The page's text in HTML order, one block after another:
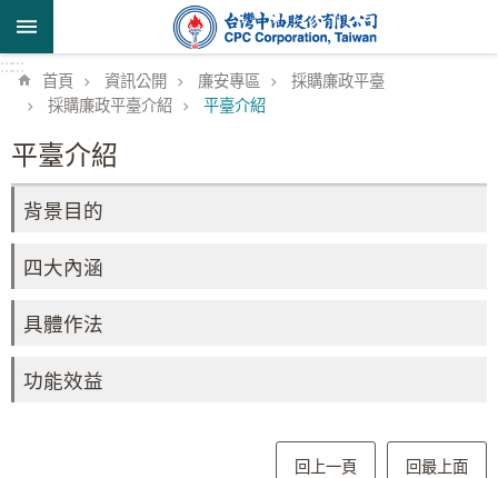
跳到主要內容區塊
::::::
首頁 資訊公開 廉安專區
採購廉政平臺
採購廉政平臺介紹
平臺介紹
平臺介紹
背景目的
四大內涵
具體作法
功能效益
回上一頁 回最上面